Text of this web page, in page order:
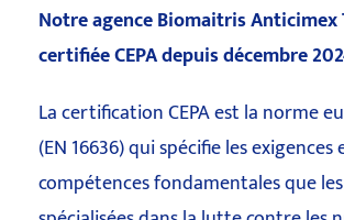
Notre agence Biomaitris Anticimex
certifiée CEPA depuis décembre
La certification CEPA est la norme
(EN 16636) qui spécifie les exigences
compétences fondamentales que